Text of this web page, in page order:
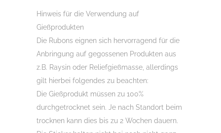
Hinweis für die Verwendung auf
Gießprodukten
Die Rubons eignen sich hervorragend für die
Anbringung auf gegossenen Produkten aus
z.B. Raysin oder Reliefgießmasse, allerdings
gilt hierbei folgendes zu beachten:
Die Gießprodukt müssen zu 100%
durchgetrocknet sein. Je nach Standort beim
trocknen kann dies bis zu 2 Wochen dauern.